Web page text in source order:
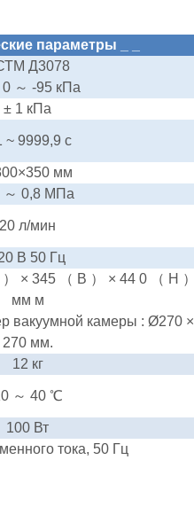
параметры
Д3078
0 ～ -95 кПа
± 1 кПа
~ 9999,9 с
мм
～ 0,8 МПа
20 л/мин
В 50 Гц
） × 345 （ B ） × 44 0 （ H ）
мм м
вакуумной камеры : Ø270 ×
270 мм.
12 кг
～ 40 ℃
100 Вт
тока, 50 Гц